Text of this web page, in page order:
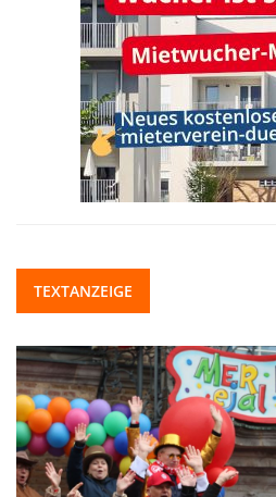
TEXTANZEIGE